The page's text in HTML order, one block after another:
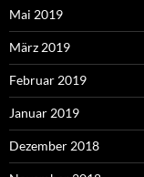
Mai 2019
März 2019
Februar 2019
Januar 2019
Dezember 2018